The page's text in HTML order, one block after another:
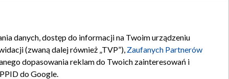
Kontakt
danych, dostęp do informacji na Twoim urządzeniu
(zwaną dalej również „TVP”), Zaufanych Partnerów
dopasowania reklam do Twoich zainteresowań i
do Google.